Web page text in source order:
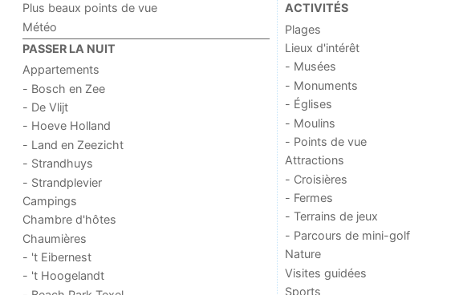
Plus beaux points de vue
Météo
PASSER LA NUIT
Appartements
- Bosch en Zee
- De Vlijt
- Hoeve Holland
- Land en Zeezicht
- Strandhuys
- Strandplevier
Campings
Chambre d'hôtes
Chaumières
- 't Eibernest
- 't Hoogelandt
ACTIVITÉS
Plages
Lieux d'intérêt
- Musées
- Monuments
- Églises
- Moulins
- Points de vue
Attractions
- Croisières
- Fermes
- Terrains de jeux
- Parcours de mini-golf
Nature
Visites guidées
Sports